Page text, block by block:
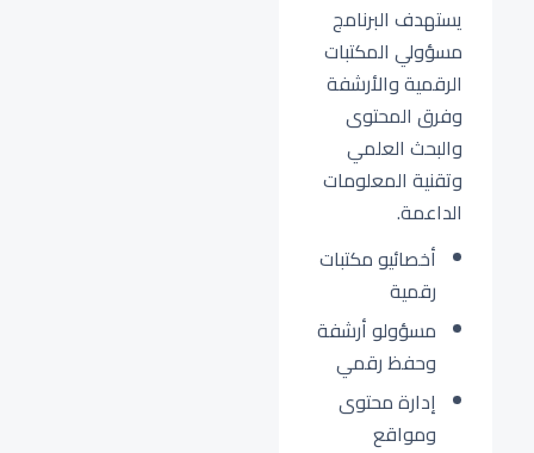
يستهدف البرنامج
مسؤولي المكتبات
الرقمية والأرشفة
وفرق المحتوى
والبحث العلمي
وتقنية المعلومات
الداعمة.
أخصائيو مكتبات
رقمية
مسؤولو أرشفة
وحفظ رقمي
إدارة محتوى
ومواقع